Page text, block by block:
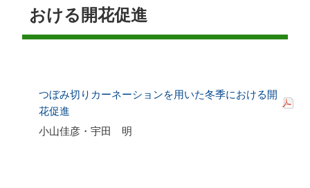
おける開花促進
つぼみ切りカーネーションを用いた冬季における開
花促進
小山佳彦・宇田 明